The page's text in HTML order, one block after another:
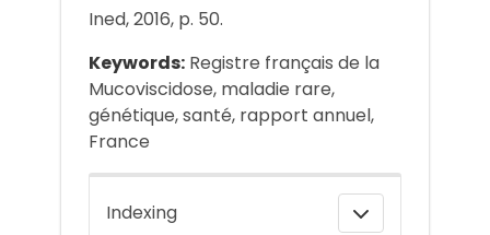
Ined, 2016, p. 50.
Keywords: Registre français de la
Mucoviscidose, maladie rare,
génétique, santé, rapport annuel,
France
Indexing